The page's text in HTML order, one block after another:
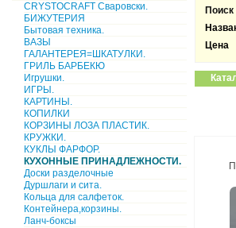
CRYSTOCRAFT Сваровски.
БИЖУТЕРИЯ
Бытовая техника.
ВАЗЫ
ГАЛАНТЕРЕЯ=ШКАТУЛКИ.
ГРИЛЬ БАРБЕКЮ
Игрушки.
ИГРЫ.
КАРТИНЫ.
КОПИЛКИ
КОРЗИНЫ ЛОЗА ПЛАСТИК.
КРУЖКИ.
КУКЛЫ ФАРФОР.
КУХОННЫЕ ПРИНАДЛЕЖНОСТИ.
Доски разделочные
Дуршлаги и сита.
Кольца для салфеток.
Контейнера,корзины.
Ланч-боксы
Поиск
Цена